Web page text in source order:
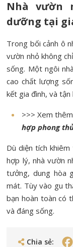
Nhà vườn
dưỡng tại
Trong bối cảnh ô
vườn nhỏ không
sống. Một ngôi
cao chất lượng
kết gia đình, và
>>> Xem
hợp phong
Dù diện tích
hợp lý, nhà vườn
tưởng, dung hòa
mát. Tùy vào gu
bạn hoàn toàn có
và đáng sống.
Chia sẻ: